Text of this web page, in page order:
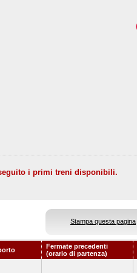
i primi treni disponibili.
Stampa questa pagina
Fermate precedenti
(orario di partenza)